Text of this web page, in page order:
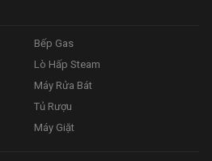
Bếp Gas
Lò Hấp Steam
Máy Rửa Bát
Tủ Rượu
Máy Giặt